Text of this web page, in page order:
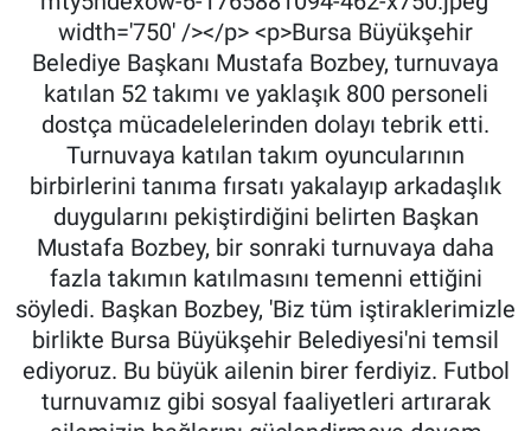
width='750' /></p> <p>Bursa Büyükşehir
Belediye Başkanı Mustafa Bozbey, turnuvaya
katılan 52 takımı ve yaklaşık 800 personeli
dostça mücadelelerinden dolayı tebrik etti.
Turnuvaya katılan takım oyuncularının
birbirlerini tanıma fırsatı yakalayıp arkadaşlık
duygularını pekiştirdiğini belirten Başkan
Mustafa Bozbey, bir sonraki turnuvaya daha
fazla takımın katılmasını temenni ettiğini
söyledi. Başkan Bozbey, 'Biz tüm iştiraklerimizle
birlikte Bursa Büyükşehir Belediyesi'ni temsil
ediyoruz. Bu büyük ailenin birer ferdiyiz. Futbol
turnuvamız gibi sosyal faaliyetleri artırarak